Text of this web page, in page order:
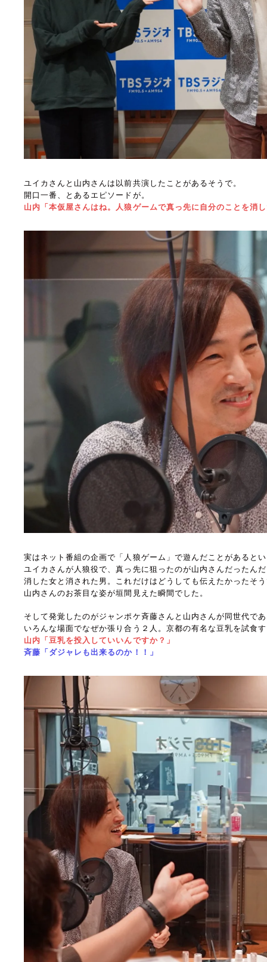
ユイカさんと山内さんは以前共演したことがあるそうで。
開口一番、とあるエピソードが。
山内「本仮屋さんはね。人狼ゲームで真っ先に自分のことを消
実はネット番組の企画で「人狼ゲーム」で遊んだことがあると
ユイカさんが人狼役で、真っ先に狙ったのが山内さんだったん
消した女と消された男。これだけはどうしても伝えたかったそ
山内さんのお茶目な姿が垣間見えた瞬間でした。
そして発覚したのがジャンポケ斉藤さんと山内さんが同世代で
いろんな場面でなぜか張り合う２人。京都の有名な豆乳を試食
山内「豆乳を投入していいんですか？」
斉藤「ダジャレも出来るのか！！」